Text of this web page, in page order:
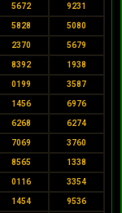
5672 9231
5828 5080
2370 5679
8392 1938
0199 3587
1456 6976
6268 6274
7069 3760
8565 1338
0116 3354
1454 9536